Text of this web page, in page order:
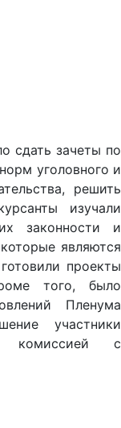
сдать зачеты по
уголовного и
решить
изучали
законности и
являются
проекты
того, было
Пленума
участники
комиссией с